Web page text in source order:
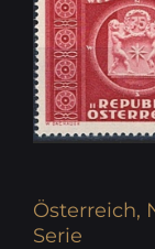
Österreich,
Serie